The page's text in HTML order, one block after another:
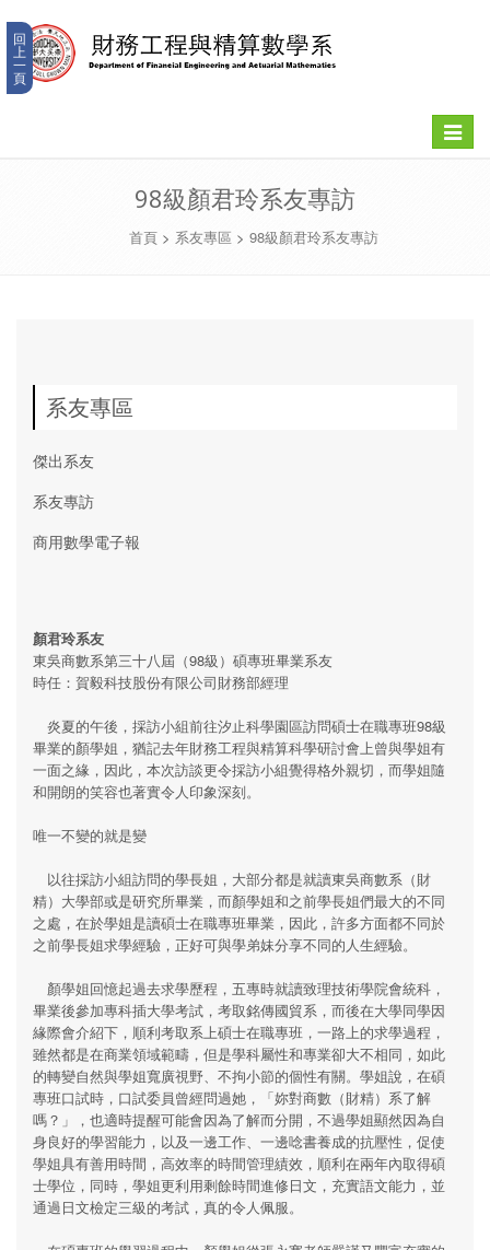
回
上
一
頁
Toggle
98級顏君玲系友專訪
首頁> 系友專區 > 98級顏君玲系友專訪
系友專區
傑出系友
系友專訪
商用數學電子報
顏君玲系友
東吳商數系第三十八屆（98級）碩專班畢業系友
時任：賀毅科技股份有限公司財務部經理
炎夏的午後，採訪小組前往汐止科學園區訪問碩士在職專班98級
畢業的顏學姐，猶記去年財務工程與精算科學研討會上曾與學姐有
一面之緣，因此，本次訪談更令採訪小組覺得格外親切，而學姐隨
和開朗的笑容也著實令人印象深刻。
唯一不變的就是變
以往採訪小組訪問的學長姐，大部分都是就讀東吳商數系（財
精）大學部或是研究所畢業，而顏學姐和之前學長姐們最大的不同
之處，在於學姐是讀碩士在職專班畢業，因此，許多方面都不同於
之前學長姐求學經驗，正好可與學弟妹分享不同的人生經驗。
顏學姐回憶起過去求學歷程，五專時就讀致理技術學院會統科，
畢業後參加專科插大學考試，考取銘傳國貿系，而後在大學同學因
緣際會介紹下，順利考取系上碩士在職專班，一路上的求學過程，
雖然都是在商業領域範疇，但是學科屬性和專業卻大不相同，如此
的轉變自然與學姐寬廣視野、不拘小節的個性有關。學姐說，在碩
專班口試時，口試委員曾經問過她，「妳對商數（財精）系了解
嗎？」，也適時提醒可能會因為了解而分開，不過學姐顯然因為自
身良好的學習能力，以及一邊工作、一邊唸書養成的抗壓性，促使
學姐具有善用時間，高效率的時間管理績效，順利在兩年內取得碩
士學位，同時，學姐更利用剩餘時間進修日文，充實語文能力，並
通過日文檢定三級的考試，真的令人佩服。